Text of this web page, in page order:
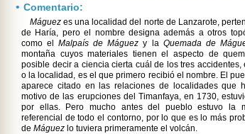
• Comentario:
Máguez es una localidad del norte de Lanzarote,
de Haría, pero el nombre designa además a otros
como elMalpaís de Máguez y la Quemada de
montaña cuyos materiales tienen el aspecto de
posible decir a ciencia cierta cuál de los tres
o la localidad, es el que primero recibió el nombre. El
aparece citado en las relaciones de localidades que
motivo de las erupciones del Timanfaya, en 1730,
por ellas. Pero mucho antes del pueblo estuvo la
referencial de todo el contorno, por lo que es lo más
de Máguez lo tuviera primeramente el volcán.